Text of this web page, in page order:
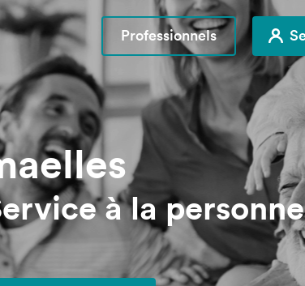
Professionnels
à la personne